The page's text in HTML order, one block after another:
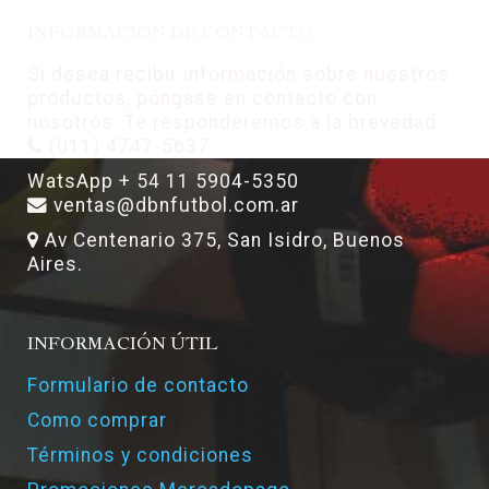
WatsApp + 54 11 5904-5350
ventas@dbnfutbol.com.ar
Av Centenario 375, San Isidro, Buenos
Aires.
INFORMACIÓN ÚTIL
Formulario de contacto
Como comprar
Términos y condiciones